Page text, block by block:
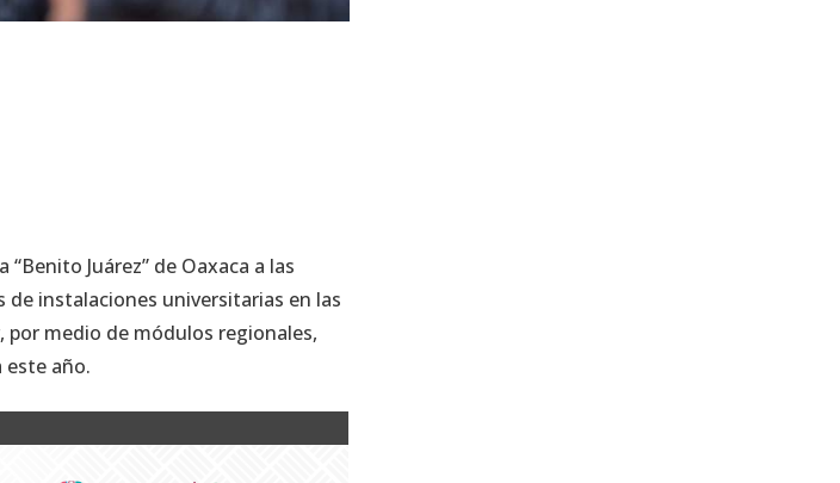
Juárez” de Oaxaca a las
instalaciones universitarias en las
por medio de módulos regionales,
este año.